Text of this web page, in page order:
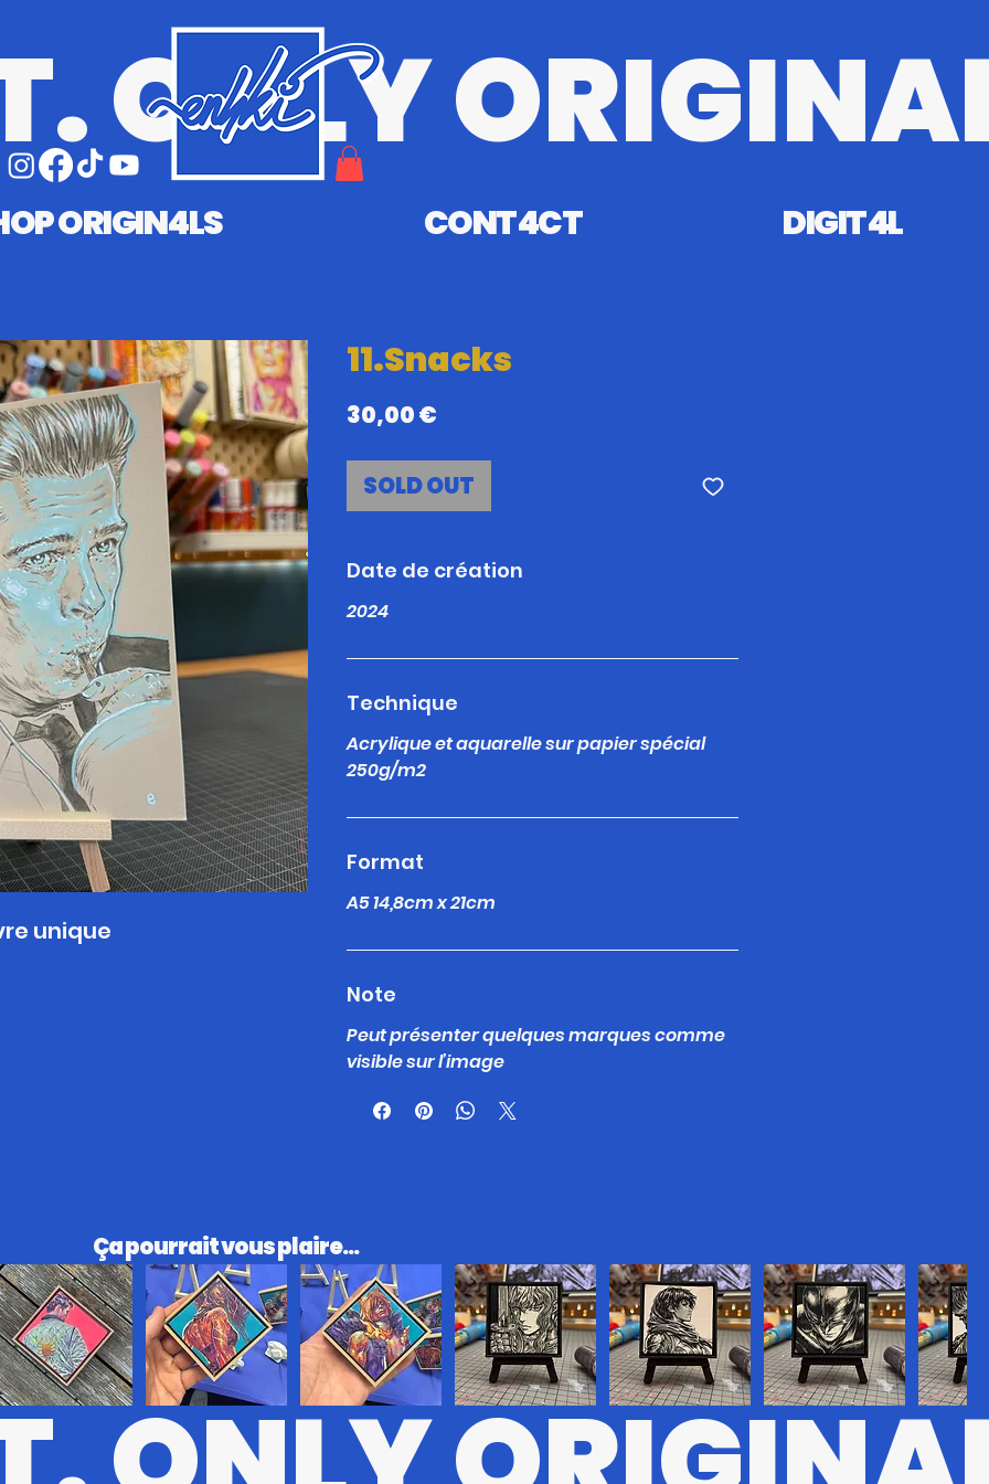
ONLY
ORIGIN4LS CONT4CT DIGIT4L
unique
11.Snacks
30,00 €
SOLD OUT
Date de création
2024
Technique
Acrylique et aquarelle sur papier spécial
250g/m2
Format
A5 14,8cm x 21cm
Note
Peut présenter quelques marques comme
visible sur l’image
BRSRK#8 BRSRK#7 BRSRK#5 BRSRK#6
​Ça pourrait vous plaire...